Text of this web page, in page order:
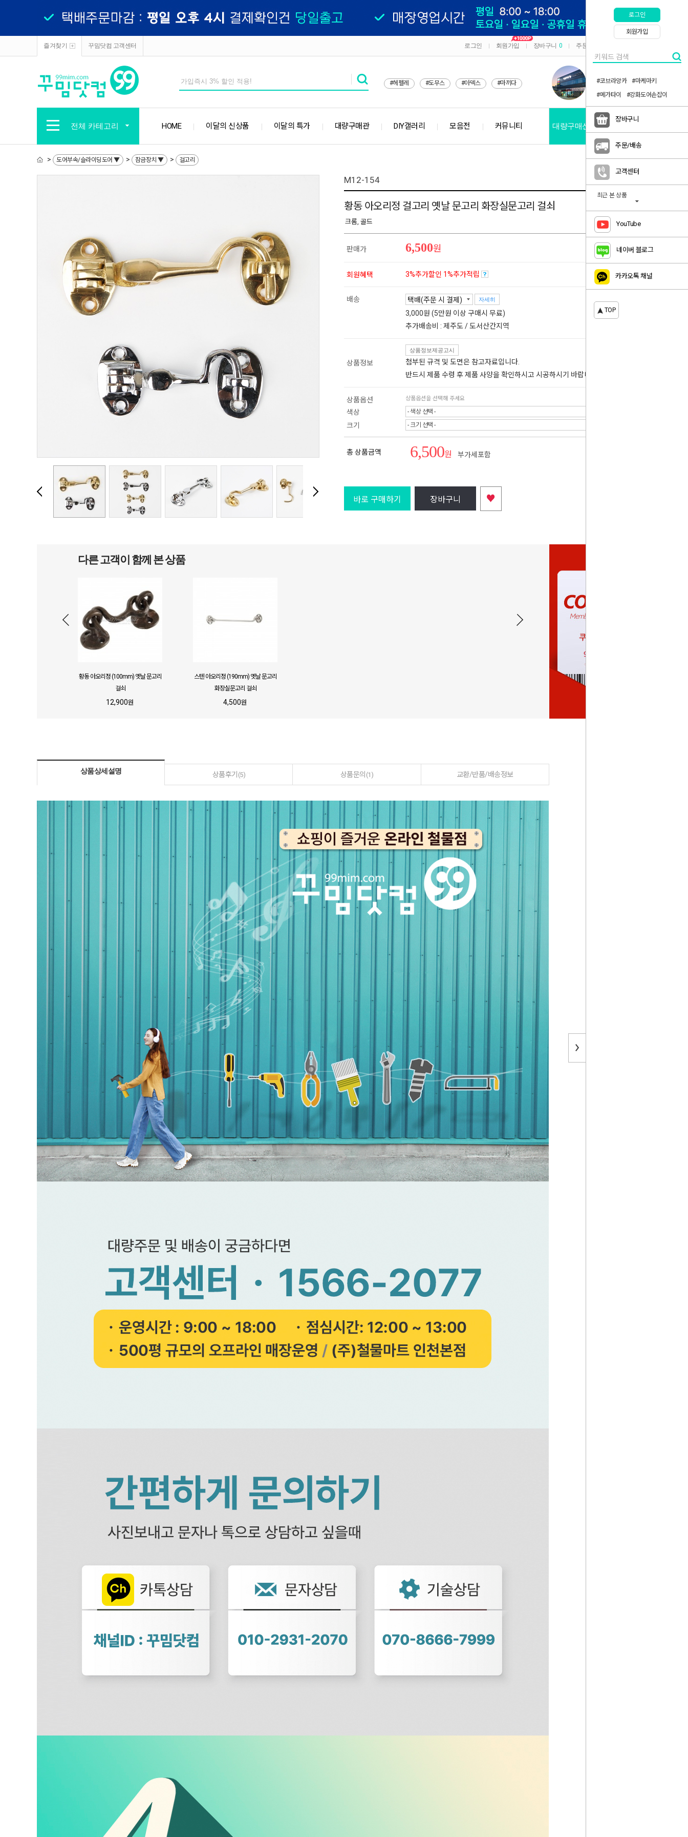
즐겨찾기 꾸밈닷컴 고객센터 로그인 회원가입 장바구니 0 주문/배송
#헤펠레 #도무스 #아덱스 #마끼다
전체 카테고리 HOME 이달의 신상품 이달의 특가 대량구매관 DIY갤러리 모음전 커뮤니티 대량구매신청
로그인
회원가입
#코브라앙카
#마케마키
#메가타이
#강화도어손잡이
장바구니
주문/배송
고객센터
최근 본 상품
YouTube
네이버 블로그
카카오톡 채널
TOP
> 도어부속/슬라이딩도어 ▼ > 잠금장치 ▼ > 걸고리
M12-154
황동 아오리정 걸고리 옛날 문고리 화장실문고리 걸쇠
크롬, 골드
판매가 6,500원
회원혜택 3%추가할인 1%추가적립
배송 자세히
3,000원 (5만원 이상 구매시 무료)
추가배송비 : 제주도 / 도서산간지역
상품정보
상품정보제공고시
첨부된 규격 및 도면은 참고자료입니다.
반드시 제품 수령 후 제품 사양을 확인하시고 시공하시기 바랍니다.
상품옵션 상품옵션을 선택해 주세요
색상 - 색상 선택 -
크기 - 크기 선택 -
총 상품금액 6,500원 부가세포함
바로 구매하기 장바구니 ♥
다른 고객이 함께 본 상품
황동 아오리정 (100mm) 옛날 문고리
걸쇠
12,900원
스텐 아오리정 (190mm) 옛날 문고리
화장실문고리 걸쇠
4,500원
황동 아오리정 (100mm) 옛날 문고리
걸쇠
상품상세설명 상품후기 (5) 상품문의 (1) 교환/반품/배송정보